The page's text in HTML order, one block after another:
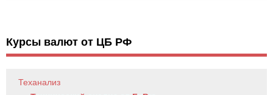
Курсы валют от ЦБ РФ
Теханализ